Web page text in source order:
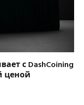
с DashCoining
ценой